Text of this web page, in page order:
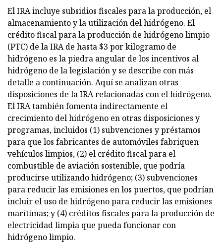
El IRA incluye subsidios fiscales para la producción, el
almacenamiento y la utilización del hidrógeno. El
crédito fiscal para la producción de hidrógeno limpio
(PTC) de la IRA de hasta $3 por kilogramo de
hidrógeno es la piedra angular de los incentivos al
hidrógeno de la legislación y se describe con más
detalle a continuación. Aquí se analizan otras
disposiciones de la IRA relacionadas con el hidrógeno.
El IRA también fomenta indirectamente el
crecimiento del hidrógeno en otras disposiciones y
programas, incluidos (1) subvenciones y préstamos
para que los fabricantes de automóviles fabriquen
vehículos limpios, (2) el crédito fiscal para el
combustible de aviación sostenible, que podría
producirse utilizando hidrógeno; (3) subvenciones
para reducir las emisiones en los puertos, que podrían
incluir el uso de hidrógeno para reducir las emisiones
marítimas; y (4) créditos fiscales para la producción de
electricidad limpia que pueda funcionar con
hidrógeno limpio.